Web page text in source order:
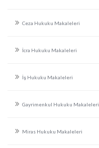
Ceza Hukuku Makaleleri
İcra Hukuku Makaleleri
İş Hukuku Makaleleri
Gayrimenkul Hukuku Makaleleri
Miras Hukuku Makaleleri